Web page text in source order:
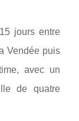
jours entre
Vendée puis
avec un
de quatre